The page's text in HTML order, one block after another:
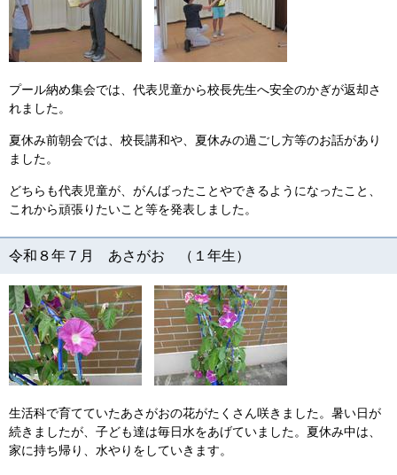
プール納め集会では、代表児童から校長先生へ安全のかぎが返却さ
れました。
夏休み前朝会では、校長講和や、夏休みの過ごし方等のお話があり
ました。
どちらも代表児童が、がんばったことやできるようになったこと、
これから頑張りたいこと等を発表しました。
令和８年７月 あさがお （１年生）
生活科で育てていたあさがおの花がたくさん咲きました。暑い日が
続きましたが、子ども達は毎日水をあげていました。夏休み中は、
家に持ち帰り、水やりをしていきます。